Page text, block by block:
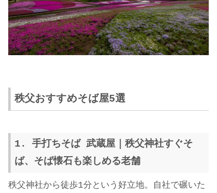
秩父おすすめそば屋5選
1. 手打ちそば 武蔵屋｜秩父神社すぐそ
ば、そば懐石も楽しめる老舗
秩父神社から徒歩1分という好立地。自社で碾いた